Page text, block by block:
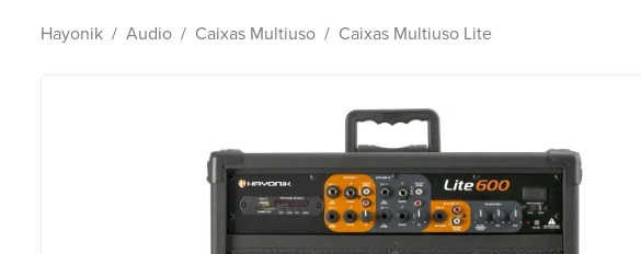
Hayonik Audio Caixas Multiuso Caixas Multiuso Lite